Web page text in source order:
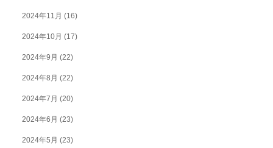
2024年11月 (16)
2024年10月 (17)
2024年9月 (22)
2024年8月 (22)
2024年7月 (20)
2024年6月 (23)
2024年5月 (23)